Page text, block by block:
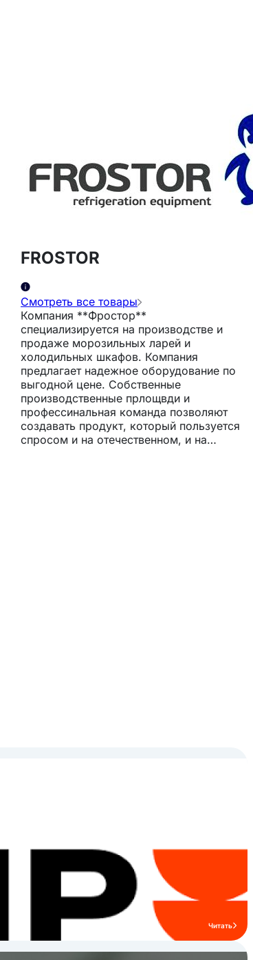
FROSTOR
Смотреть все товары
Компания **Фростор**
специализируется на производстве и
продаже морозильных ларей и
холодильных шкафов. Компания
предлагает надежное оборудование по
выгодной цене. Собственные
производственные прлощвди и
профессинальная команда позволяют
создавать продукт, который пользуется
спросом и на отечественном, и на
Читать